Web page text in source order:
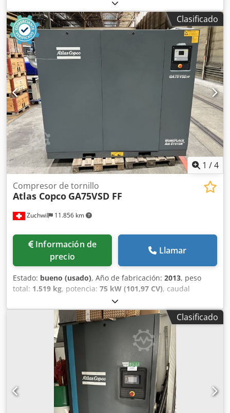
DDG, año de fabricación 2012, 1680 horas de servicio,
caudal volumétrico 3,5 m³, potencia de emergencia 12,5
Kva, conexiones 1 x 230 Volt, 2 x 400 Volt, Nº de serie
YA3062560C0250310 Dsdpfju Dh Tlsx Akkock
Clasificado
1 /4
Zuchwil 11.856 km
Compresor de tornillo
Atlas Copco GA75VSD FF
Información de
precio
Llamar
Estado: bueno (usado), Año de fabricación: 2013, peso
total: 1.519 kg, potencia: 75 kW (101,97 CV), caudal
, presión (máx.):
Compresor de aire Atlas Copco GA75VSD FF Datos técnicos
Fabricante: Atlas Copco Airpower Modelo: GA75VSD FF Año
de fabricación: 2013 Presión máxima: 12,8 bar Caudal:
14,85 m³/min Potencia del motor: 75 kW Revoluciones del
motor: 3.000 rpm Peso: 1.519 kg Alimentación eléctrica:
400 V 50 Hz 3 fases Tipo: Compresor de tornillo inyectado
con aceite Dedpfexk U Aljx Akkock Control: Panel
electrónico de control Origen: Fabricado en Bélgica No se
asume ninguna responsabilidad por la exactitud,
integridad o actualidad de la información proporcionada.
Clasificado